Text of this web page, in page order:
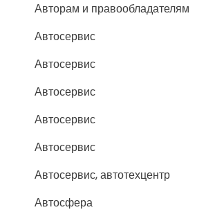
Авторам и правообладателям
Автосервис
Автосервис
Автосервис
Автосервис
Автосервис
Автосервис, автотехцентр
Автосфера